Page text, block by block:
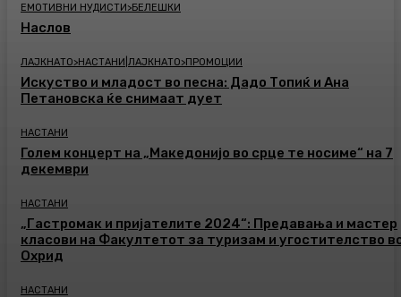
ЕМОТИВНИ НУДИСТИ>БЕЛЕШКИ
Наслов
ЛАЈКНАТО>НАСТАНИ|ЛАЈКНАТО>ПРОМОЦИИ
Искуство и младост во песна: Дадо Топиќ и Ана
Петановска ќе снимаат дует
НАСТАНИ
Голем концерт на „Македонијо во срце те носиме“ на 7
декември
НАСТАНИ
„Гастромак и пријателите 2024“: Предавања и мастер
класови на Факултетот за туризам и угостителство
Охрид
НАСТАНИ